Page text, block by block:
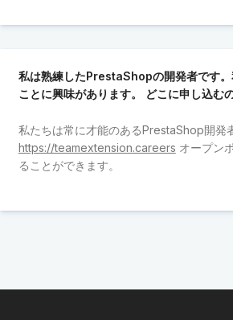
私は熟練したPrestaShopの開発者です。
ことに興味があります。 どこに申し込む
私たちは常に才能のあるPrestaShop開発
https://teamextension.careers オープン
ることができます。